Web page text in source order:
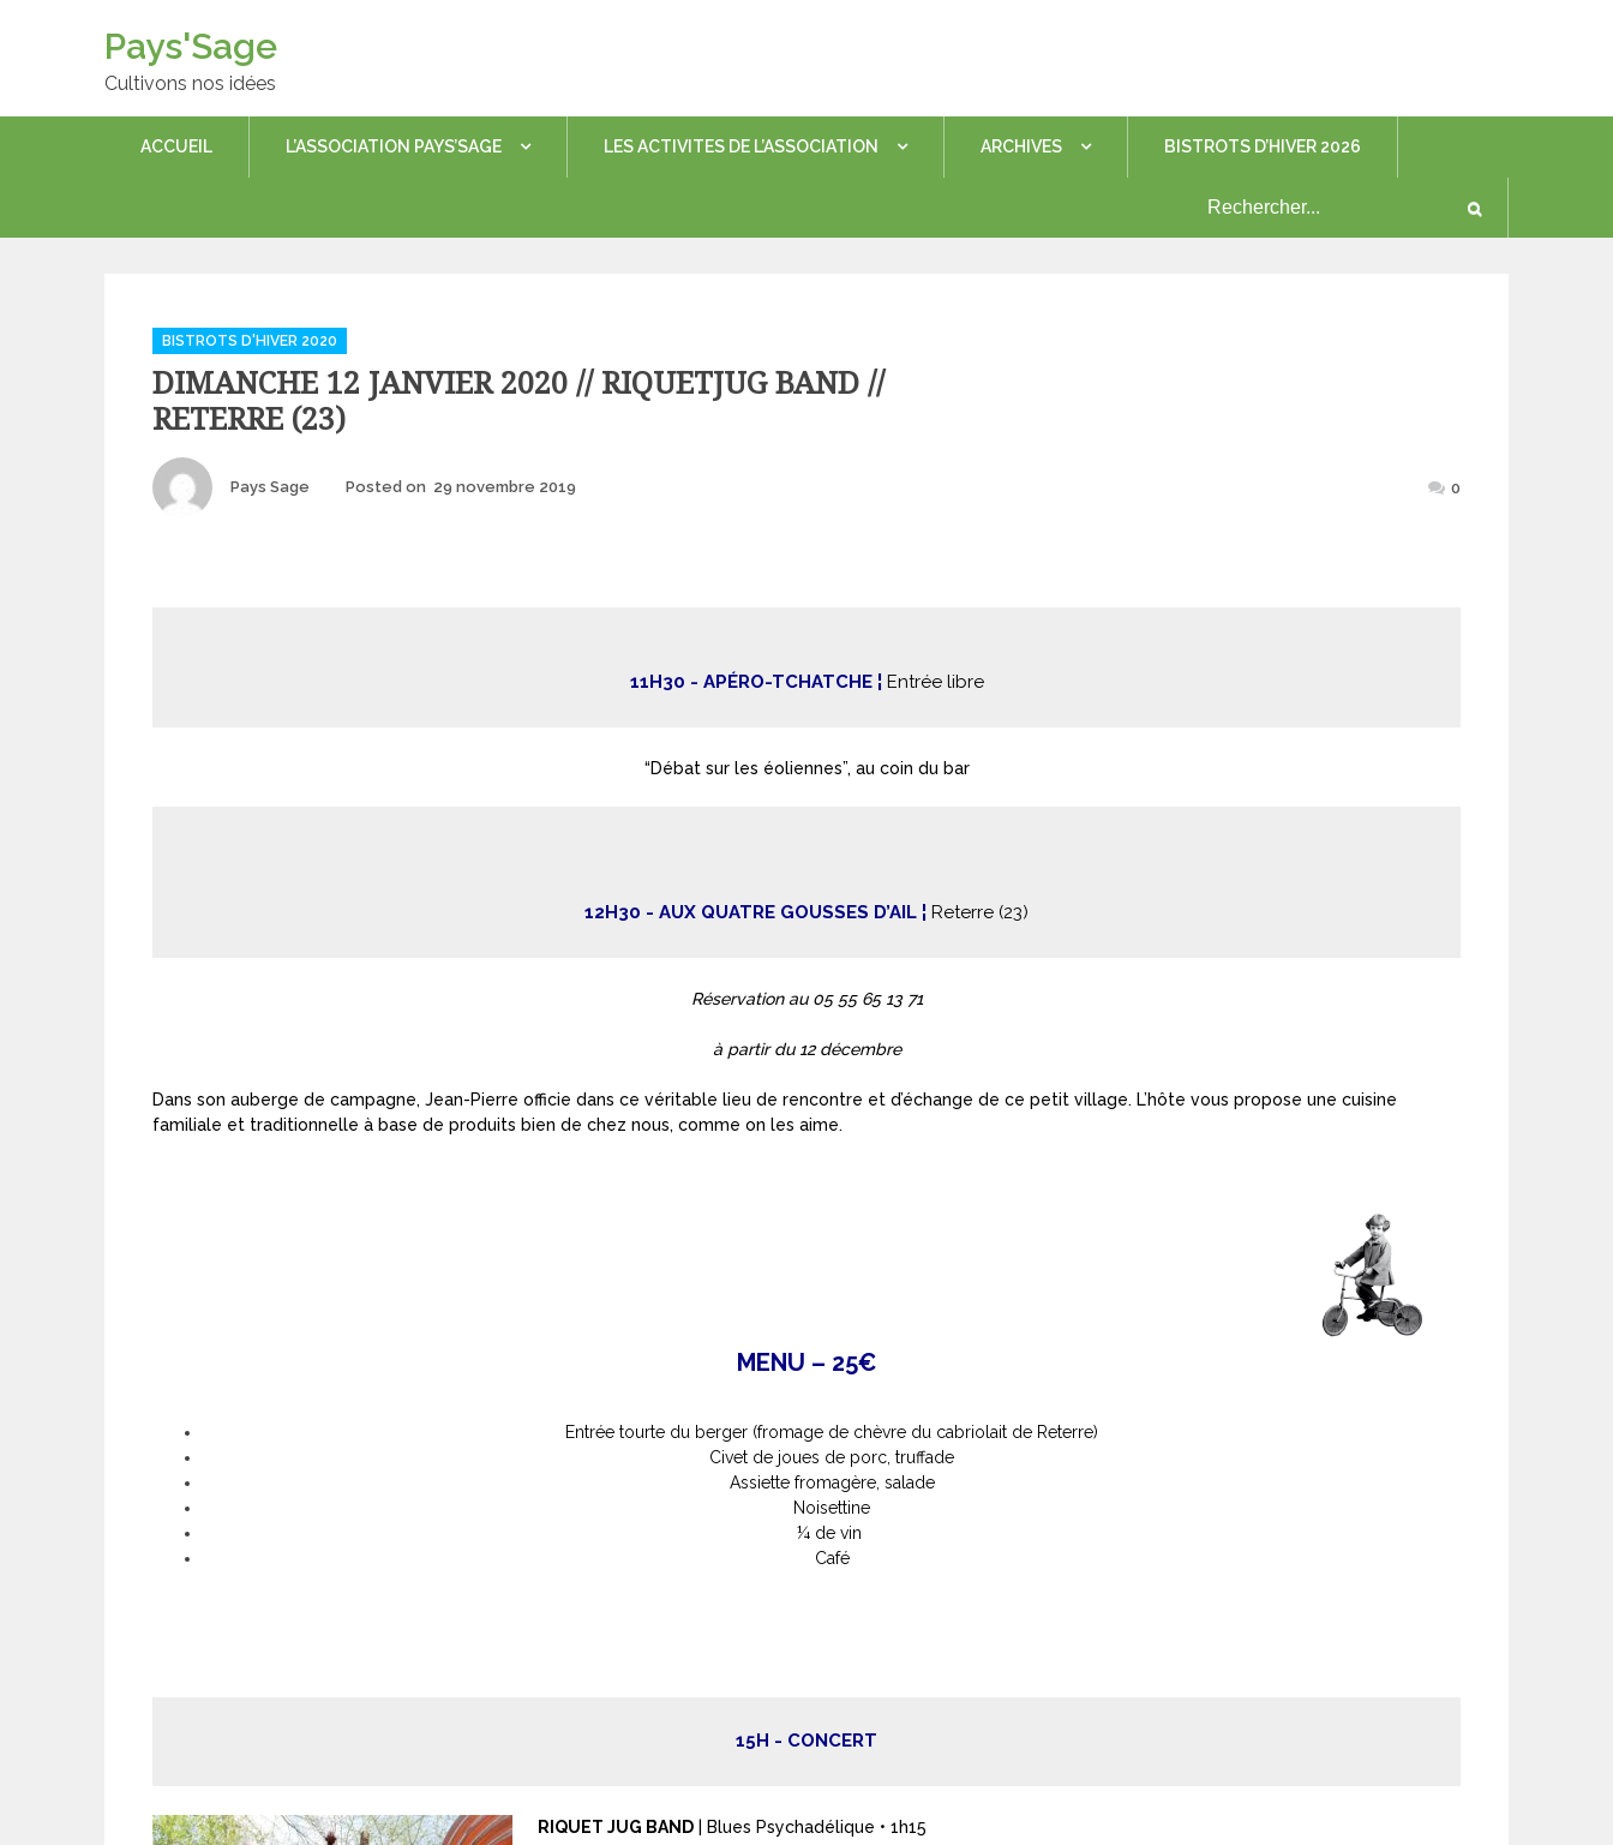
Pays'Sage
Cultivons nos idées
ACCUEIL L’ASSOCIATION PAYS’SAGE LES ACTIVITES DE L’ASSOCIATION ARCHIVES BISTROTS D’HIVER 2026
Categories
BISTROTS D'HIVER 2020
DIMANCHE 12 JANVIER 2020 // RIQUETJUG BAND //
RETERRE (23)
Author
Pays Sage Posted on 29 novembre 2019 0
11H30 - APÉRO-TCHATCHE ¦ Entrée libre
“Débat sur les éoliennes”, au coin du bar
12H30 - AUX QUATRE GOUSSES D’AIL ¦ Reterre (23)
Réservation au 05 55 65 13 71
à partir du 12 décembre
Dans son auberge de campagne, Jean-Pierre officie dans ce véritable lieu de rencontre et d’échange de ce petit village. L’hôte vous propose une cuisine
familiale et traditionnelle à base de produits bien de chez nous, comme on les aime.
MENU – 25€
Entrée tourte du berger (fromage de chèvre du cabriolait de Reterre)
Civet de joues de porc, truffade
Assiette fromagère, salade
Noisettine
¼ de vin
Café
15H - CONCERT
RIQUET JUG BAND | Blues Psychadélique • 1h15